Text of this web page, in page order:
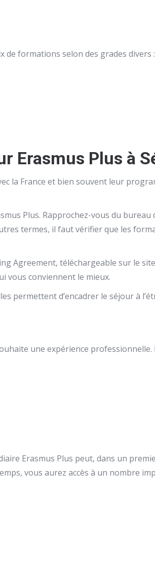
de formations selon des grades
Erasmus Plus à
la France et bien souvent leur
Plus. Rapprochez-vous du
termes, il faut vérifier que les
Agreement, téléchargeable sur le
vous conviennent le mieux.
permettent d’encadrer le séjour à
une expérience
Erasmus Plus peut, dans un
vous aurez accès à un nombre